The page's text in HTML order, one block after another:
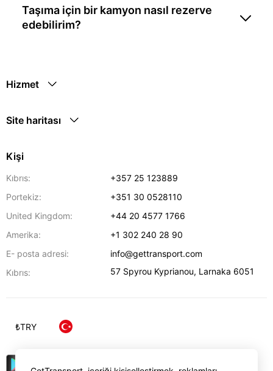
Taşıma için bir kamyon nasıl rezerve
edebilirim?
Hizmet
Site haritası
Kişi
Kıbrıs:
+357 25 123889
Portekiz:
+351 30 0528110
United Kingdom:
+44 20 4577 1766
Amerika:
+1 302 240 28 90
E- posta adresi:
info@gettransport.com
Kıbrıs:
57 Spyrou Kyprianou, Larnaka 6051
₺TRY